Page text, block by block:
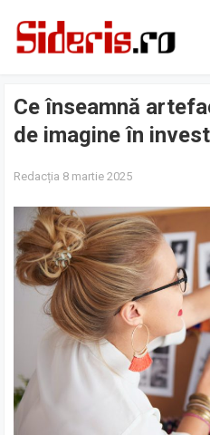
Ce înseamnă
de imagine în
Redacția 8 martie 2025